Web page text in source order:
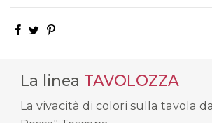
La linea TAVOLOZZA
La vivacità di colori sulla tavola